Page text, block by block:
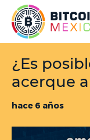
¿Es
acerque
hace 6 años